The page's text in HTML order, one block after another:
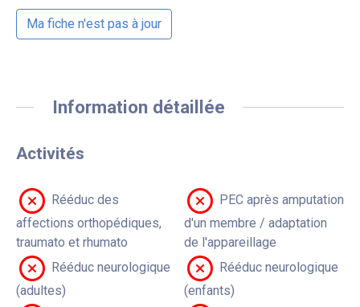
Ma fiche n'est pas à jour
Information détaillée
Activités
Rééduc des
affections orthopédiques,
traumato et rhumato
PEC après amputation
d'un membre / adaptation
de l'appareillage
Rééduc neurologique
(adultes)
Rééduc neurologique
(enfants)